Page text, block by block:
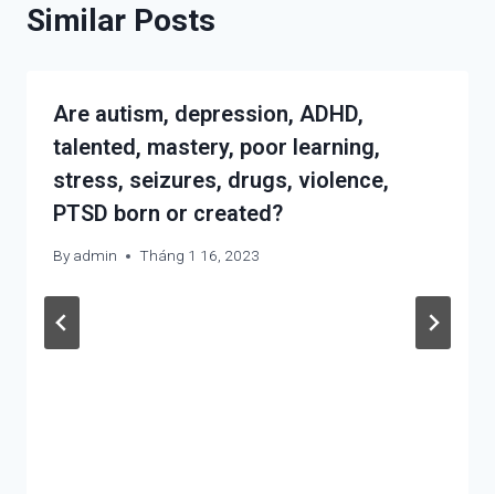
Similar Posts
Are autism, depression, ADHD,
talented, mastery, poor learning,
stress, seizures, drugs, violence,
PTSD born or created?
By admin Tháng 1 16, 2023